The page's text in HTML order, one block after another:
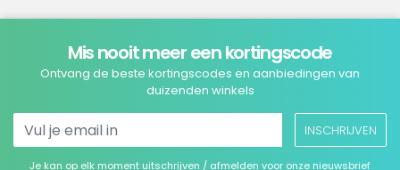
Mis nooit meer een kortingscode
Ontvang de beste kortingscodes en aanbiedingen van
duizenden winkels
INSCHRIJVEN
Je kan op elk moment uitschrijven / afmelden voor onze nieuwsbrief